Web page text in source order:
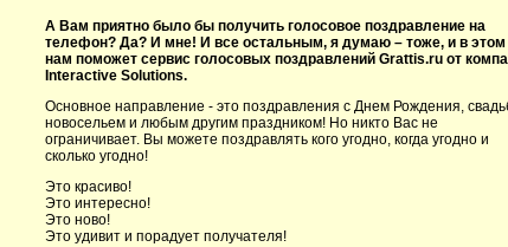
А Вам приятно было бы получить голосовое поздравление на
телефон? Да? И мне! И все остальным, я думаю – тоже, и в этом
нам поможет сервис голосовых поздравлений Grattis.ru от
Interactive Solutions.
Основное направление - это поздравления с Днем Рождения,
новосельем и любым другим праздником! Но никто Вас не
ограничивает. Вы можете поздравлять кого угодно, когда угодно и
сколько угодно!
Это красиво!
Это интересно!
Это ново!
Это удивит и порадует получателя!